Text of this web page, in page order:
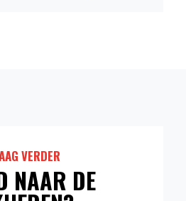
VERDER
NAAR DE